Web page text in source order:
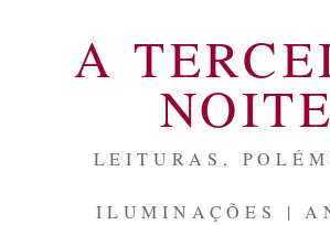
A
NOITE
LEITURAS,
ILUMINAÇÕES |